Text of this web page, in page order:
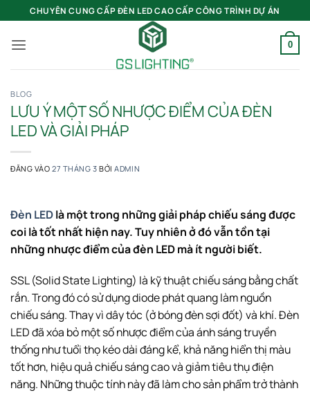
qua
nội
CHUYÊN CUNG CẤP ĐÈN LED CAO CẤP CÔNG TRÌNH DỰ ÁN
0
BLOG
LƯU Ý MỘT SỐ NHƯỢC ĐIỂM CỦA ĐÈN
LED VÀ GIẢI PHÁP
ĐĂNG VÀO 27 THÁNG 3 BỞIADMIN
Đèn LEDlà một trong những giải pháp chiếu sáng được
coi là tốt nhất hiện nay. Tuy nhiên ở đó vẫn tồn tại
những nhược điểm của đèn LED mà ít người biết.
SSL (Solid State Lighting) là kỹ thuật chiếu sáng bằng chất
rắn. Trong đó có sử dụng diode phát quang làm nguồn
chiếu sáng. Thay vì dây tóc (ở bóng đèn sợi đốt) và khí. Đèn
LED đã xóa bỏ một số nhược điểm của ánh sáng truyền
thống như tuổi thọ kéo dài đáng kể, khả năng hiển thị màu
tốt hơn, hiệu quả chiếu sáng cao và giảm tiêu thụ điện
năng. Những thuộc tính này đã làm cho sản phẩm trở thành